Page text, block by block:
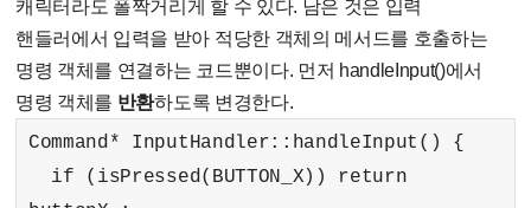
캐릭터라도 폴짝거리게 할 수 있다. 남은 것은 입력
핸들러에서 입력을 받아 적당한 객체의 메서드를 호출하는
명령 객체를 연결하는 코드뿐이다. 먼저 handleInput()에서
명령 객체를 반환하도록 변경한다.
Command* InputHandler::handleInput() {
if (isPressed(BUTTON_X)) return